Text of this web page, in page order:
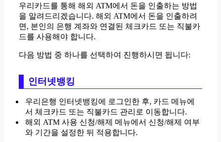
우리카드를 통해 해외 ATM에서 돈을 인출하는 방법
을 알려드리겠습니다. 해외 ATM에서 돈을 인출하려
면, 본인의 은행 계좌와 연결된 체크카드 또는 직불카
드를 사용해야 합니다.
다음 방법 중 하나를 선택하여 진행하시면 됩니다:
인터넷뱅킹
우리은행 인터넷뱅킹에 로그인한 후, 카드 메뉴에
서 체크카드 또는 직불카드 관리로 이동합니다.
해외 ATM 사용 신청/해제 메뉴에서 신청/해제 여부
와 기간을 설정한 뒤 적용합니다.